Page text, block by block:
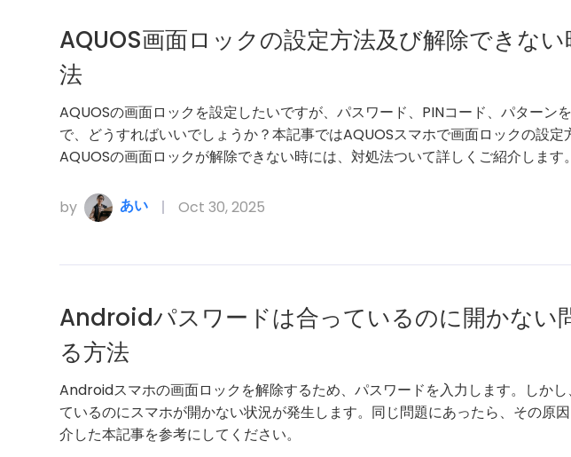
AQUOS画面ロックの設定方法及び解除できな
法
AQUOSの画面ロックを設定したいですが、パスワード、PINコード、パターン
で、どうすればいいでしょうか？本記事ではAQUOSスマホで画面ロックの設定
AQUOSの画面ロックが解除できない時には、対処法ついて詳しくご紹介します。
by あい Oct 30, 2025
Androidパスワードは合っているのに開かない
る方法
Androidスマホの画面ロックを解除するため、パスワードを入力します。しか
ているのにスマホが開かない状況が発生します。同じ問題にあったら、その原
介した本記事を参考にしてください。